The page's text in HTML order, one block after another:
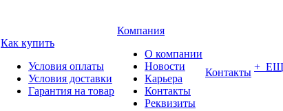
Как купить
Условия оплаты
Условия доставки
Гарантия на товар
Компания
О компании
Новости
Карьера
Контакты
Реквизиты
Контакты +